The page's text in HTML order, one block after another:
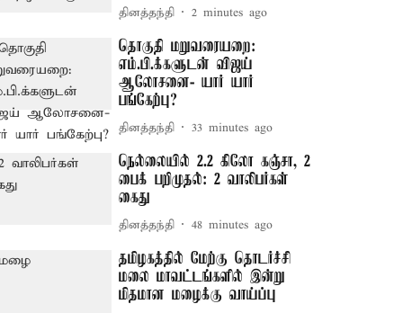
தினத்தந்தி 2 minutes ago
தொகுதி மறுவரையறை:
எம்.பி.க்களுடன் விஜய்
ஆலோசனை- யார் யார்
பங்கேற்பு?
தினத்தந்தி 33 minutes ago
நெல்லையில் 2.2 கிலோ கஞ்சா, 2
பைக் பறிமுதல்: 2 வாலிபர்கள்
கைது
தினத்தந்தி 48 minutes ago
தமிழகத்தில் மேற்கு தொடர்ச்சி
மலை மாவட்டங்களில் இன்று
மிதமான மழைக்கு வாய்ப்பு